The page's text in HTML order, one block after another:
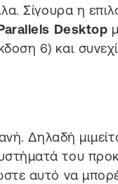
Σίγουρα η
Desktop
6) και
Δηλαδή
του
αυτό να